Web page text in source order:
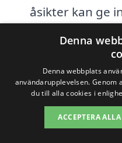
åsikter kan ge
kvalitet och
Överväg
intresserad av
bolaget
Fråga efter
Denna
Denna webbplats
användarupplevelsen. Genom
du till alla cookies i
ACCEPTERA ALLA